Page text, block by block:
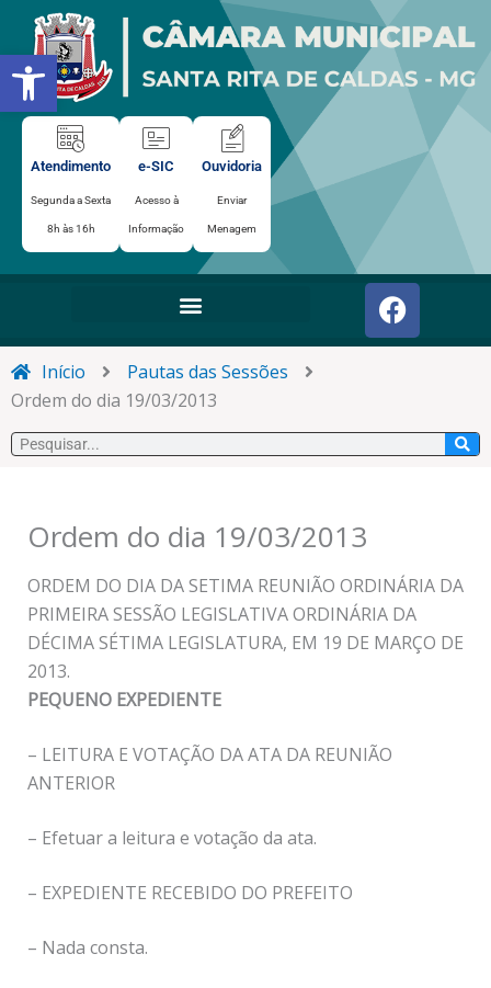
Abrir a barra de ferramentas
para
conteúdo
Atendimento
Segunda a Sexta
8h às 16h
e-SIC
Acesso à
Informação
Ouvidoria
Enviar
Menagem
F
a
c
o
o
Início
Pautas das Sessões
Ordem do dia 19/03/2013
Pesquisar
Ordem do dia 19/03/2013
ORDEM DO DIA DA SETIMA REUNIÃO ORDINÁRIA DA
PRIMEIRA SESSÃO LEGISLATIVA ORDINÁRIA DA
DÉCIMA SÉTIMA LEGISLATURA, EM 19 DE MARÇO DE
2013.
PEQUENO EXPEDIENTE
– LEITURA E VOTAÇÃO DA ATA DA REUNIÃO
ANTERIOR
– Efetuar a leitura e votação da ata.
– EXPEDIENTE RECEBIDO DO PREFEITO
– Nada consta.